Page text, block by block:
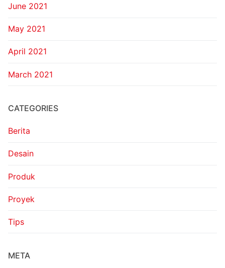
June 2021
May 2021
April 2021
March 2021
CATEGORIES
Berita
Desain
Produk
Proyek
Tips
META